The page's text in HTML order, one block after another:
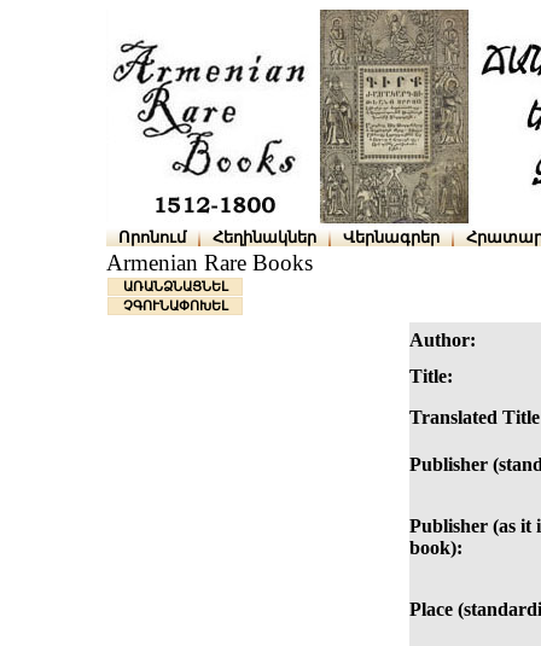
Որոնում Հեղինակներ Վերնագրեր
Armenian Rare Books
ԱՌԱՆՁՆԱՑՆԵԼ
ՉԳՈՒՆԱՓՈԽԵԼ
Author:
Title:
Translated
Publisher
Publisher (as it
book):
Place